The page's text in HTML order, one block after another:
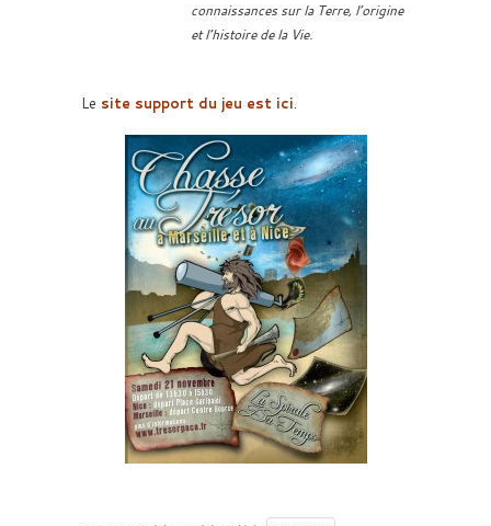
connaissances sur la Terre, l’origine
et l’histoire de la Vie.
Le site support du jeu est ici.